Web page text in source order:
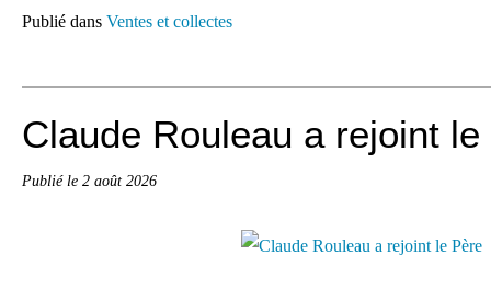
Publié dans Ventes et collectes
Claude Rouleau a rejoint le
Publié le 2 août 2026